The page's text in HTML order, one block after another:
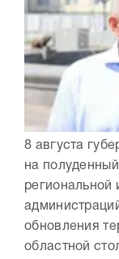
8 августа
на
региональной
обновления
областной